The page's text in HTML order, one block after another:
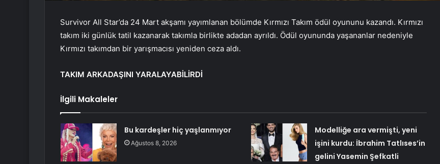
Survivor All Star’da 24 Mart akşamı yayımlanan bölümde Kırmızı Takım ödül oyununu kazandı. Kırmızı
takım iki günlük tatil kazanarak takımla birlikte adadan ayrıldı. Ödül oyununda yaşananlar nedeniyle
Kırmızı takımdan bir yarışmacısı yeniden ceza aldı.
TAKIM ARKADAŞINI YARALAYABİLİRDİ
İlgili Makaleler
Bu kardeşler hiç yaşlanmıyor
Ağustos 8, 2026
Modelliğe ara vermişti, yeni
işini kurdu: İbrahim Tatlıses’in
gelini Yasemin Şefkatli